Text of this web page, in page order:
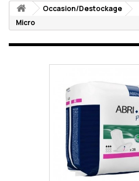
Occasion/Destockage
Micro